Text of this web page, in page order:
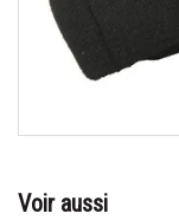
Voir aussi